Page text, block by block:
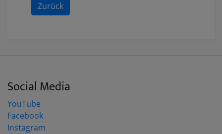
Zurück
Social Media
YouTube
Facebook
Instagram